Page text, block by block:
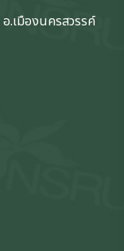
อ.เมืองนครสวรรค์